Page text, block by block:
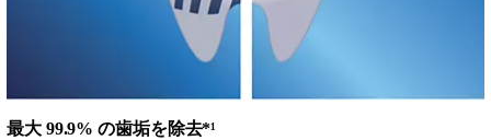
最大 99.9% の歯垢を除去*¹